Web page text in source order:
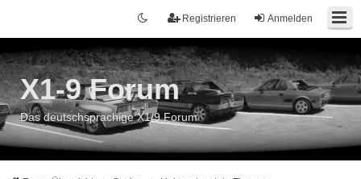
Anmelden
Registrieren
X1-9 Forum
Das deutschsprachige X1/9 Forum